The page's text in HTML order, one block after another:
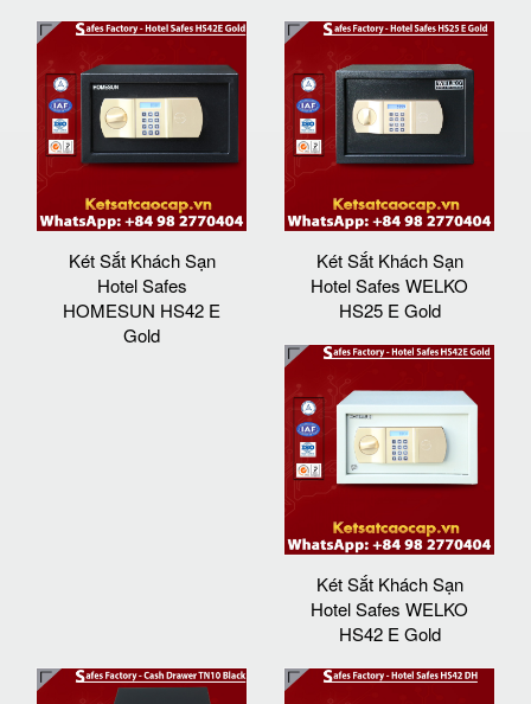
Két Sắt Khách Sạn
Hotel Safes
HOMESUN HS42 E
Gold
Két Sắt Khách Sạn
Hotel Safes WELKO
HS25 E Gold
Két Sắt Khách Sạn
Hotel Safes WELKO
HS42 E Gold